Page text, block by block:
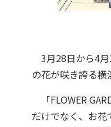
3月28日から4月
の花が咲き誇る横
「FLOWER
だけでなく、お